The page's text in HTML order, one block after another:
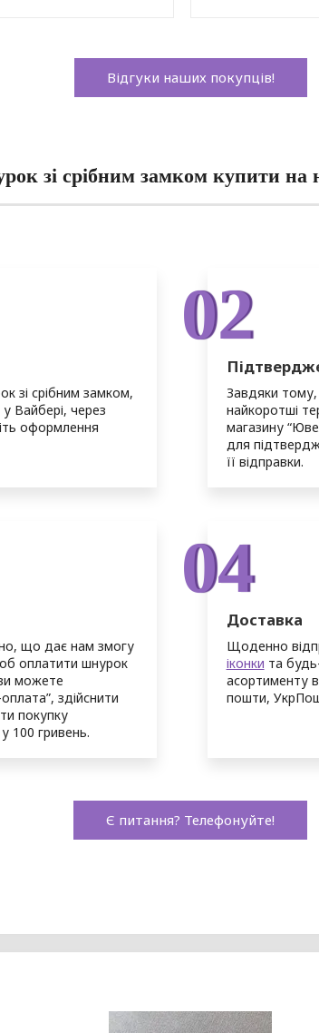
Відгуки наших покупців!
зі срібним замком купити на
зі срібним замком,
Вайбері, через
оформлення
02
Завдяки
найкоротші
магазину
для
її відправки.
що дає нам змогу
оплатити шнурок
можете
здійснити
покупку
100 гривень.
04
Доставка
Щоденно
іконки та
асортименту
пошти,
Є питання? Телефонуйте!